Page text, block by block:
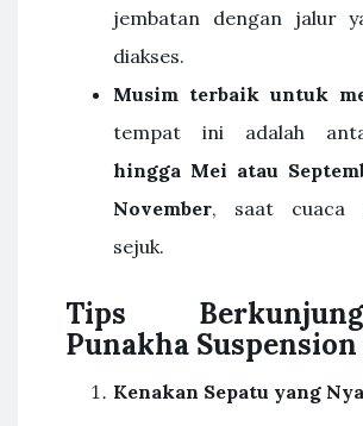
jembatan dengan jalur
diakses.
Musim terbaik untuk
tempat ini adalah
hingga Mei atau
November, saat cuaca
sejuk.
Tips
Punakha
Kenakan Sepatu yang